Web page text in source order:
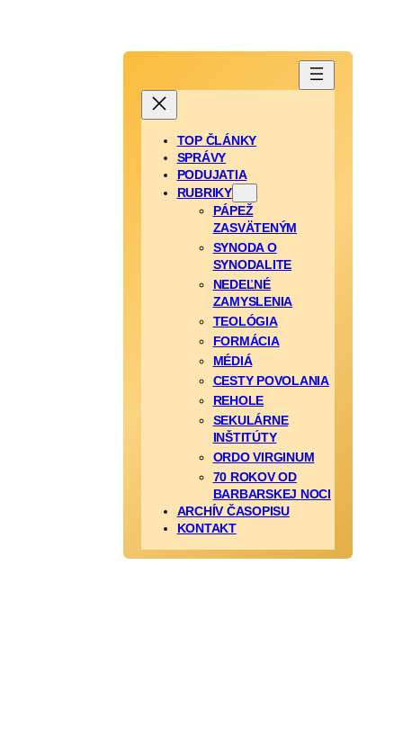
TOP ČLÁNKY
SPRÁVY
PODUJATIA
RUBRIKY
PÁPEŽ
ZASVÄTENÝM
SYNODA O
SYNODALITE
NEDEĽNÉ
ZAMYSLENIA
TEOLÓGIA
FORMÁCIA
MÉDIÁ
CESTY POVOLANIA
REHOLE
SEKULÁRNE
INŠTITÚTY
ORDO VIRGINUM
70 ROKOV OD
BARBARSKEJ NOCI
ARCHÍV ČASOPISU
KONTAKT